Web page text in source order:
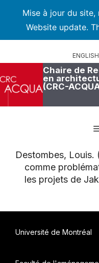
Mise à jour du
Website update.
ENGLISH
Chaire de
en
(CRC-
Destombes, Louis.
comme
les projets de
Université de Montréal